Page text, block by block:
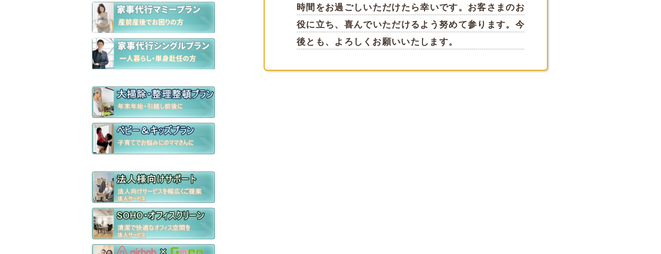
時間をお過ごしいただけたら幸いです。お客さまのお
役に立ち、喜んでいただけるよう努めて参ります。今
後とも、よろしくお願いいたします。